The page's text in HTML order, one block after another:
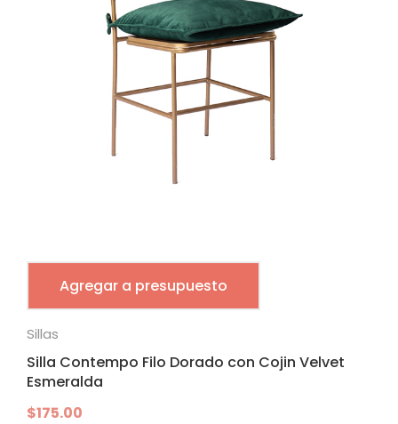
Agregar a presupuesto
Sillas
Silla Contempo Filo Dorado con Cojin Velvet
Esmeralda
$175.00